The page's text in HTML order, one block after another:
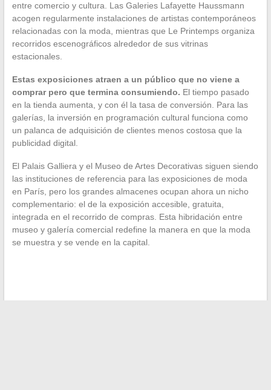
entre comercio y cultura. Las Galeries Lafayette Haussmann
acogen regularmente instalaciones de artistas contemporáneos
relacionadas con la moda, mientras que Le Printemps organiza
recorridos escenográficos alrededor de sus vitrinas
estacionales.
Estas exposiciones atraen a un público que no viene a
comprar pero que termina consumiendo. El tiempo pasado
en la tienda aumenta, y con él la tasa de conversión. Para las
galerías, la inversión en programación cultural funciona como
un palanca de adquisición de clientes menos costosa que la
publicidad digital.
El Palais Galliera y el Museo de Artes Decorativas siguen siendo
las instituciones de referencia para las exposiciones de moda
en París, pero los grandes almacenes ocupan ahora un nicho
complementario: el de la exposición accesible, gratuita,
integrada en el recorrido de compras. Esta hibridación entre
museo y galería comercial redefine la manera en que la moda
se muestra y se vende en la capital.